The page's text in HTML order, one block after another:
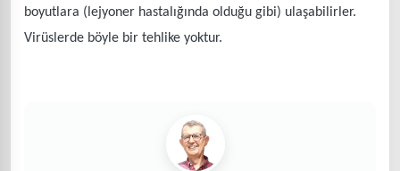
boyutlara (lejyoner hastalığında olduğu gibi) ulaşabilirler.
Virüslerde böyle bir tehlike yoktur.